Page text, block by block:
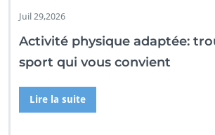
Juil 29,2026
Activité physique adaptée:
sport qui vous convient
Lire la suite